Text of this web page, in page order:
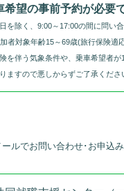
望の事前予約が必要で
を除く、9:00～17:00の間に問い
者対象年齢15～69歳(旅行保険適
を伴う気象条件や、乗車希望者が
ますので悪しからずご了承くださ
ルでお問い合わせ･お申込